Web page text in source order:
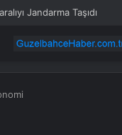
Jandarma Taşıdı